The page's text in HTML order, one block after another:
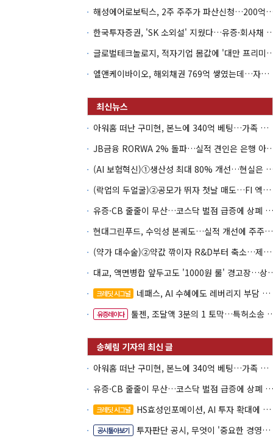
해성에어로보틱스, 2주 주주가 파산
한국투자증권, 'SK 소외설' 지웠
글로벌테크놀로지, 적자기업 몸값
엘앤케이바이오, 해외채권 769억 쌓였는데…자회사 4곳 자본잠식
아워홈 떠난 구미현, 본느에 340억 베팅…가족 지배체제 구축
JB금융 RORWA 2% 돌파…실
(AI 보험혁신)①생산성 최대 80%
(락업의 두얼굴)②공모가 뛰자 첫날 매도…FI 엑시트 전략 갈렸다
유증·CB 줄줄이 무산…코스닥 벌점 급증에 상폐 압박
현대그린푸드, 수익성 본궤도…실적 개선에 주주환원까지
(약가 대수술)②약값 깎이자 R&D부터 축소…제약업계 비상경영 돌입
대교, 액면병합 앞두고
크레딧 시그널 네패스, AI 수혜에도 레버리지 부담 여전
유증레이다 툴젠, 조달액 3분의 1 토막…특허소송 비용부터 챙긴다
아워홈 떠난 구미현, 본느에 340억 베팅…가족 지배체제 구축
유증·CB 줄줄이 무산…코스닥 벌점 급증에 상폐 압박
크레딧 시그널 HS효성인포메이션, AI 투자 확대에 실적 체력 강화
공시톺아보기 투자판단 공시, 무엇이 '중요한 경영사항'일까